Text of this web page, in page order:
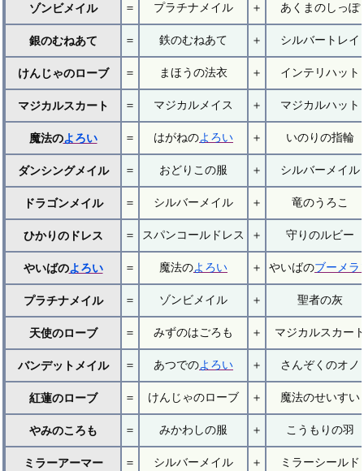
ゾンビメイル ＝ プラチナメイル ＋ あくまのしっぽ
銀のむねあて ＝ 鉄のむねあて ＋ シルバートレイ
けんじゃのローブ ＝ まほうの法衣 ＋ インテリハット
マジカルスカート ＝ マジカルメイス ＋ マジカルハット
魔法のよろい ＝ はがねのよろい ＋ いのりの指輪
ダンシングメイル ＝ おどりこの服 ＋ シルバーメイル
ドラゴンメイル ＝ シルバーメイル ＋ 竜のうろこ
ひかりのドレス ＝ スパンコールドレス ＋ 守りのルビー
やいばのよろい ＝ 魔法のよろい ＋ やいばのブーメラ
プラチナメイル ＝ ゾンビメイル ＋ 聖者の灰
天使のローブ ＝ みずのはごろも ＋ マジカルスカー
バンデットメイル ＝ あつでのよろい ＋ さんぞくのオノ
紅蓮のローブ ＝ けんじゃのローブ ＋ 魔法のせいすい
やみのころも ＝ みかわしの服 ＋ こうもりの羽
ミラーアーマー ＝ シルバーメイル ＋ ミラーシールド